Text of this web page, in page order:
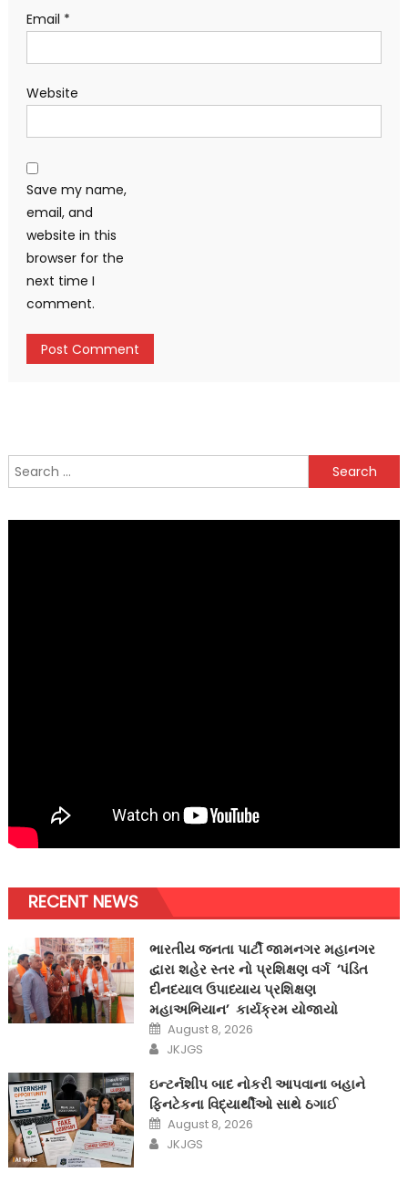
Email *
Website
Save my name,
email, and
website in this
browser for the
next time I
comment.
Search
for:
RECENT NEWS
ભારતીય જનતા પાર્ટી જામનગર મહાનગર
દ્વારા શહેર સ્તર નો પ્રશિક્ષણ વર્ગ ‘પંડિત
દીનદયાલ ઉપાધ્યાય પ્રશિક્ષણ
મહાઅભિયાન’ કાર્યક્રમ યોજાયો
Posted
on
August 8, 2026
Author
JKJGS
ઇન્ટર્નશીપ બાદ નોકરી આપવાના બહાને
ફિનટેકના વિદ્યાર્થીઓ સાથે ઠગાઈ
Posted
on
August 8, 2026
Author
JKJGS